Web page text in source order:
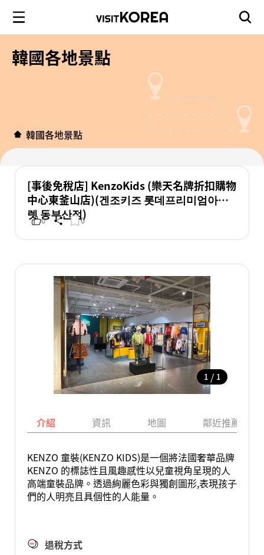
韓國各地景點
韓國各地景點
[事後免稅店] KenzoKids (樂天名牌折扣購物
中心東釜山店)(겐조키즈 롯데프리미엄아울
렛 동부산점)
0 0
1 / 1
介紹 資訊 地圖 鄰近推薦景點
KENZO 童裝(KENZO KIDS)是一個將法國奢華品牌
KENZO 的標誌性且風趣感性以兒童視角呈現的人
高端童裝品牌。透過絢麗色彩與獨創圖形,表現孩子
們的人明亮且具個性的人能量。
退稅方式